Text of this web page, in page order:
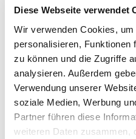
Diese Webseite verwendet
Wir verwenden Cookies,
personalisieren, Funktionen
zu können und die Zugriffe
analysieren. Außerdem
Verwendung unserer
soziale Medien, Werbung
Partner führen diese
weiteren Daten zusammen,
Gemeinsame Anprobe
Implantat
Anker und Hilfsteile
Kostenvoranschläge /